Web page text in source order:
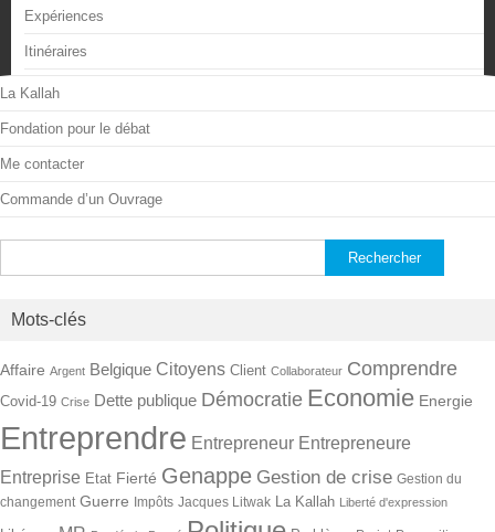
Expériences
Itinéraires
La Kallah
Fondation pour le débat
Me contacter
Commande d’un Ouvrage
Mots-clés
Affaire Argent Belgique Citoyens Client Collaborateur Comprendre
Covid-19 Crise Dette publique Démocratie Economie Energie
Entreprendre Entrepreneur Entrepreneure
Entreprise Etat Fierté Genappe Gestion de crise Gestion du
changement Guerre Impôts Jacques Litwak La Kallah Liberté d'expression